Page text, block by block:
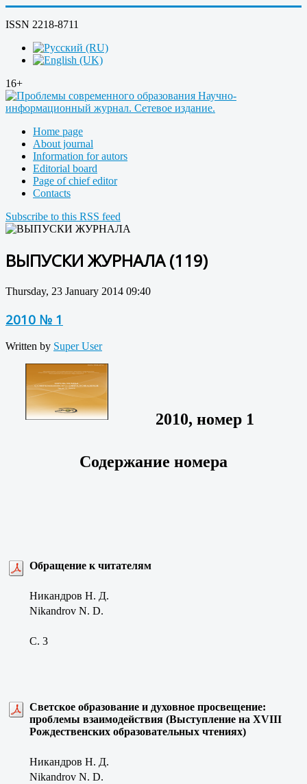
ISSN 2218-8711
16+
Home page
About journal
Information for autors
Editorial board
Page of chief editor
Contacts
Subscribe to this RSS feed
ВЫПУСКИ ЖУРНАЛА (119)
Thursday, 23 January 2014 09:40
2010 № 1
Written by Super User
2010, номер 1
Содержание номера
Обращение к читателям
Никандров Н. Д.
Nikandrov N. D.
C. 3
Светское образование и духовное просвещение:
проблемы взаимодействия (Выступление на XVIII
Рождественских образовательных чтениях)
Никандров Н. Д.
Nikandrov N. D.